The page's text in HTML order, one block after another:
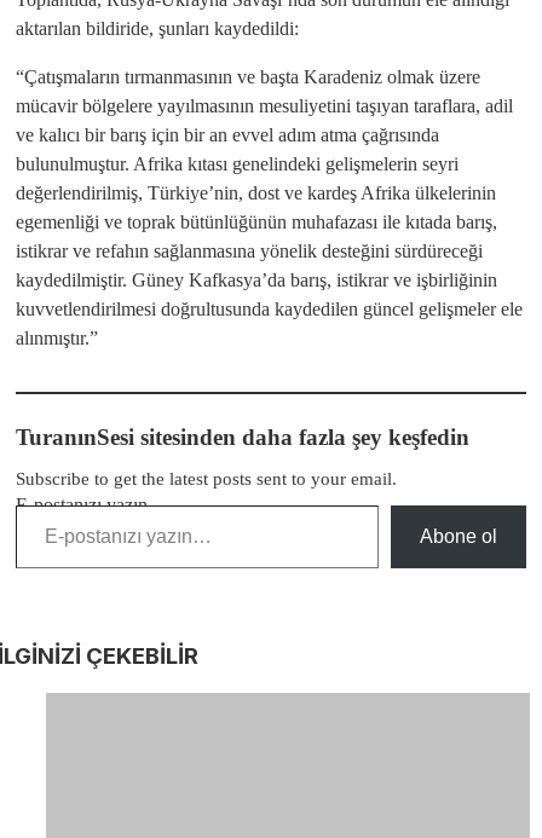
aktarılan bildiride, şunları kaydedildi:
“Çatışmaların tırmanmasının ve başta Karadeniz olmak üzere
mücavir bölgelere yayılmasının mesuliyetini taşıyan taraflara, adil
ve kalıcı bir barış için bir an evvel adım atma çağrısında
bulunulmuştur. Afrika kıtası genelindeki gelişmelerin seyri
değerlendirilmiş, Türkiye’nin, dost ve kardeş Afrika ülkelerinin
egemenliği ve toprak bütünlüğünün muhafazası ile kıtada barış,
istikrar ve refahın sağlanmasına yönelik desteğini sürdüreceği
kaydedilmiştir. Güney Kafkasya’da barış, istikrar ve işbirliğinin
kuvvetlendirilmesi doğrultusunda kaydedilen güncel gelişmeler ele
alınmıştır.”
TuranınSesi sitesinden daha fazla şey keşfedin
Subscribe to get the latest posts sent to your email.
E-postanızı yazın…
Abone ol
ÇEKEBİLİR